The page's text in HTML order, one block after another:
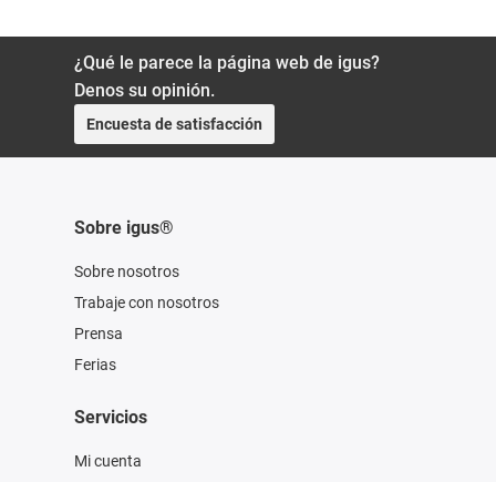
¿Qué le parece la página web de igus?
Denos su opinión.
Encuesta de satisfacción
Sobre igus®
Sobre nosotros
Trabaje con nosotros
Prensa
Ferias
Servicios
Mi cuenta